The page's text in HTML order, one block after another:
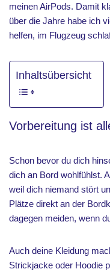
meinen AirPods. Damit
über die Jahre habe ich
helfen, im Flugzeug
Inhaltsübersicht
Vorbereitung ist
Schon bevor du dich
dich an Bord wohlfühlst.
weil dich niemand stört
Plätze direkt an der
dagegen meiden, wenn
Auch deine Kleidung
Strickjacke oder Hoodie